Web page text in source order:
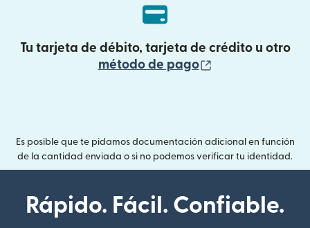
Tu tarjeta de débito, tarjeta de crédito u otro
método de pago
Es posible que te pidamos documentación adicional en función
de la cantidad enviada o si no podemos verificar tu identidad.
Rápido. Fácil. Confiable.